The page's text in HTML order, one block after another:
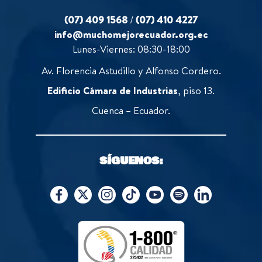
(07) 409 1568 /(07) 410 4227
info@muchomejorecuador.org.ec
Lunes-Viernes: 08:30-18:00
Av. Florencia Astudillo y Alfonso Cordero.
Edificio Cámara de Industrias, piso 13.
Cuenca – Ecuador.
SÍGUENOS: